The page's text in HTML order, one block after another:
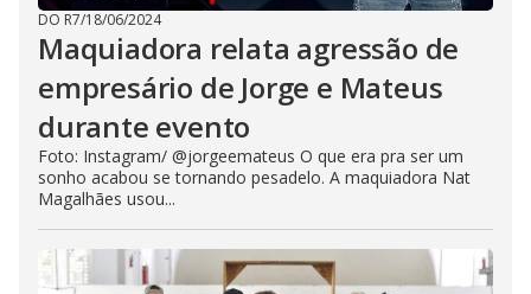
DO R7/18/06/2024
Maquiadora relata agressão de
empresário de Jorge e Mateus
durante evento
Foto: Instagram/ @jorgeemateus O que era pra ser um
sonho acabou se tornando pesadelo. A maquiadora Nat
Magalhães usou...